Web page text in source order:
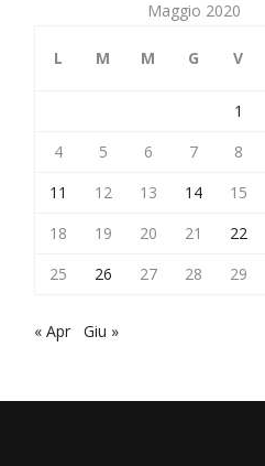
Maggio 2020
L M M G V
1
4
5 6 7 8
11
12 13 14 15
18
19 20 21 22
25
26 27 28 29
« Apr Giu »